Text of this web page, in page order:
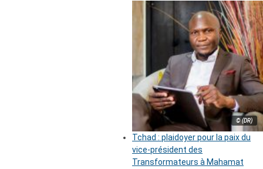
© (DR)
Tchad : plaidoyer pour la paix du
vice-président des
Transformateurs à Mahamat